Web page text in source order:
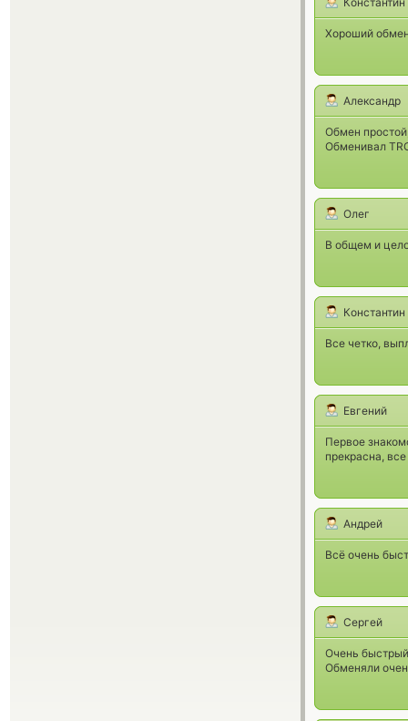
Хороший
Александр
Обмен
Обменивал
Олег
В общем и
Константин
Все четко,
Евгений
Первое
прекрасна,
Андрей
Всё очень
Сергей
Очень
Обменяли